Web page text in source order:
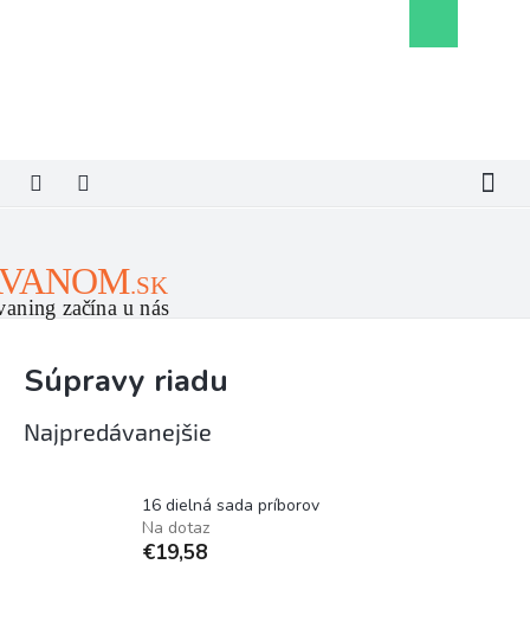
košík
Súpravy riadu
Najpredávanejšie
16 dielná sada príborov
Na dotaz
€19,58